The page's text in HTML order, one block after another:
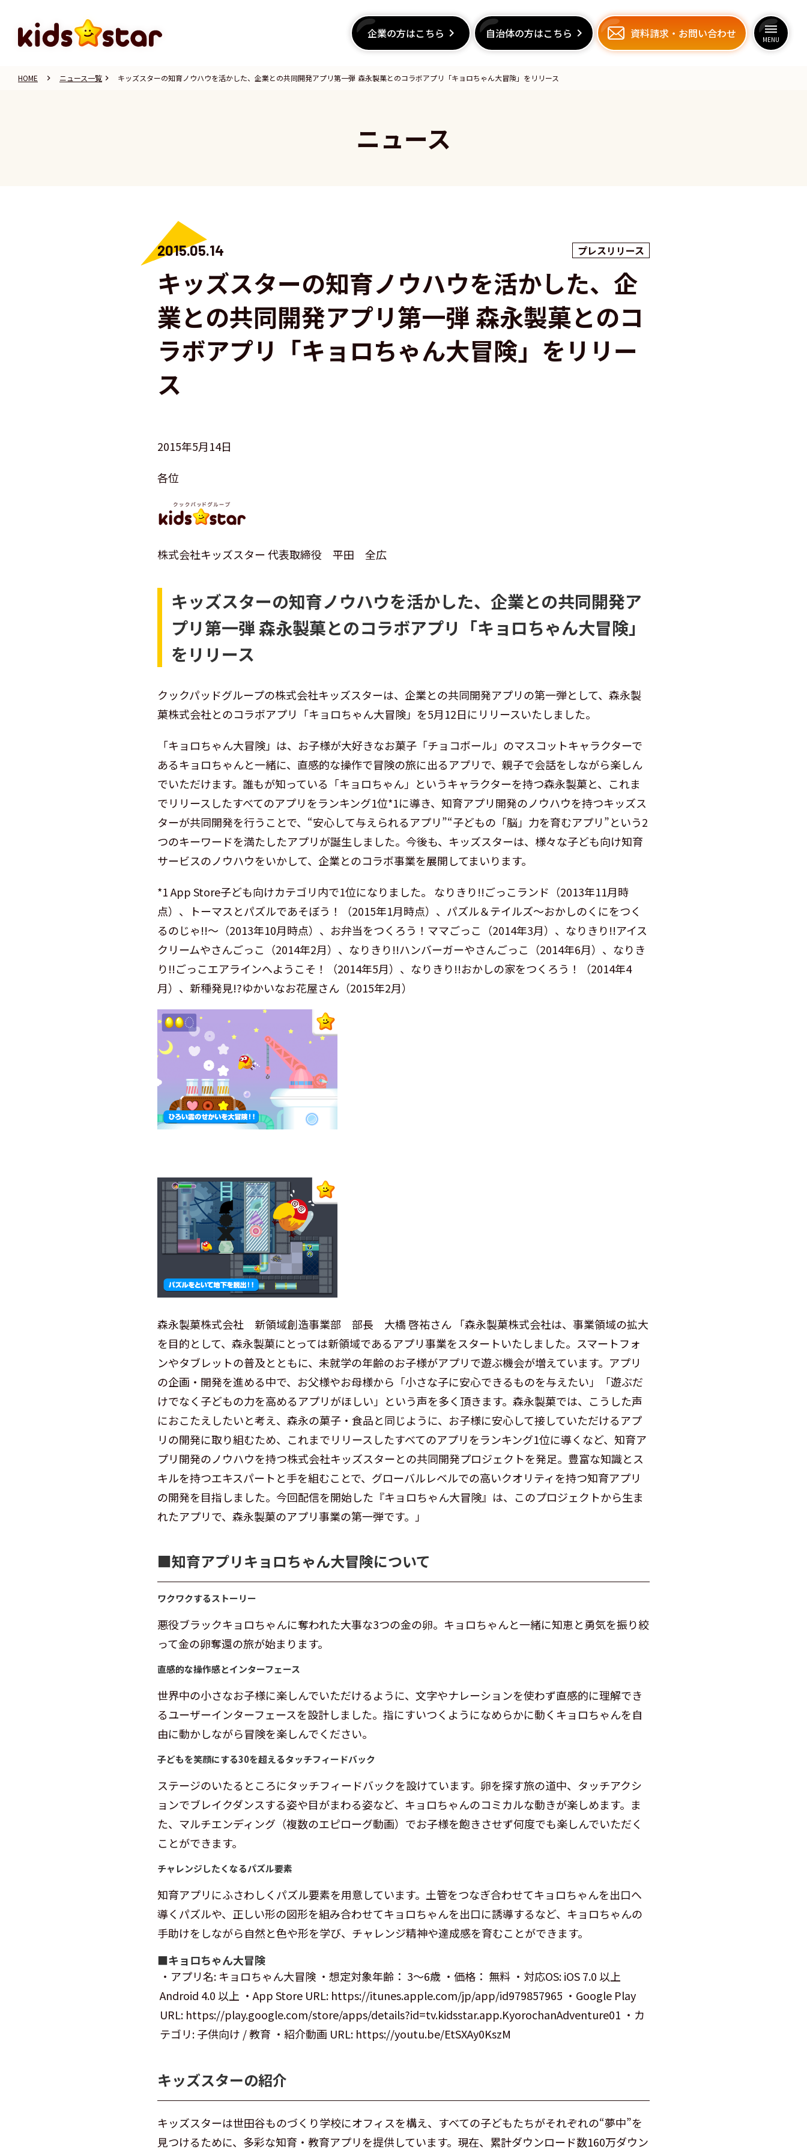
企業の方はこちら keyboard_arrow_right 自治体の方はこちら keyboard_arrow_right
企業の方はこちら keyboard_arrow_right 自治体の方はこちら keyboard_arrow_right 資料請求 ・ お問い合わせ dehaze
MENU
資料請求 ・ お問い合わせ dehaze
MENU
HOME keyboard_arrow_right ニュース一覧 keyboard_arrow_right キッズスターの知育ノウハウを活かした、企業との共同開発アプリ第一弾 森永製菓とのコラボアプリ「キョロちゃん大冒険」をリリース
ニュース
2015.05.14 プレスリリース
キッズスターの知育ノウハウを活かした、企
業との共同開発アプリ第一弾 森永製菓とのコ
ラボアプリ「キョロちゃん大冒険」をリリー
ス
2015年5月14日
各位
株式会社キッズスター 代表取締役 平田 全広
キッズスターの知育ノウハウを活かした、企業との共同開発ア
プリ第一弾 森永製菓とのコラボアプリ「キョロちゃん大冒険」
をリリース
クックパッドグループの株式会社キッズスターは、企業との共同開発アプリの第一弾として、森永製
菓株式会社とのコラボアプリ「キョロちゃん大冒険」を5月12日にリリースいたしました。
「キョロちゃん大冒険」は、お子様が大好きなお菓子「チョコボール」のマスコットキャラクターで
あるキョロちゃんと一緒に、直感的な操作で冒険の旅に出るアプリで、親子で会話をしながら楽しん
でいただけます。誰もが知っている「キョロちゃん」というキャラクターを持つ森永製菓と、これま
でリリースしたすべてのアプリをランキング1位*1に導き、知育アプリ開発のノウハウを持つキッズス
ターが共同開発を行うことで、“安心して与えられるアプリ”“子どもの「脳」力を育むアプリ”という2
つのキーワードを満たしたアプリが誕生しました。今後も、キッズスターは、様々な子ども向け知育
サービスのノウハウをいかして、企業とのコラボ事業を展開してまいります。
*1 App Store子ども向けカテゴリ内で1位になりました。 なりきり!!ごっこランド（2013年11月時
点）、トーマスとパズルであそぼう！（2015年1月時点）、パズル＆テイルズ〜おかしのくにをつく
るのじゃ!!〜（2013年10月時点）、お弁当をつくろう！ママごっこ（2014年3月）、なりきり!!アイス
クリームやさんごっこ（2014年2月）、なりきり!!ハンバーガーやさんごっこ（2014年6月）、なりき
り!!ごっこエアラインへようこそ！（2014年5月）、なりきり!!おかしの家をつくろう！（2014年4
月）、新種発見!?ゆかいなお花屋さん（2015年2月）
森永製菓株式会社 新領域創造事業部 部長 大橋 啓祐さん 「森永製菓株式会社は、事業領域の拡大
を目的として、森永製菓にとっては新領域であるアプリ事業をスタートいたしました。スマートフォ
ンやタブレットの普及とともに、未就学の年齢のお子様がアプリで遊ぶ機会が増えています。アプリ
の企画・開発を進める中で、お父様やお母様から「小さな子に安心できるものを与えたい」「遊ぶだ
けでなく子どもの力を高めるアプリがほしい」という声を多く頂きます。森永製菓では、こうした声
におこたえしたいと考え、森永の菓子・食品と同じように、お子様に安心して接していただけるアプ
リの開発に取り組むため、これまでリリースしたすべてのアプリをランキング1位に導くなど、知育ア
プリ開発のノウハウを持つ株式会社キッズスターとの共同開発プロジェクトを発足。豊富な知識とス
キルを持つエキスパートと手を組むことで、グローバルレベルでの高いクオリティを持つ知育アプリ
の開発を目指しました。今回配信を開始した『キョロちゃん大冒険』は、このプロジェクトから生ま
れたアプリで、森永製菓のアプリ事業の第一弾です。」
■︎知育アプリキョロちゃん大冒険について
ワクワクするストーリー
悪役ブラックキョロちゃんに奪われた大事な3つの金の卵。キョロちゃんと一緒に知恵と勇気を振り絞
って金の卵奪還の旅が始まります。
直感的な操作感とインターフェース
世界中の小さなお子様に楽しんでいただけるように、文字やナレーションを使わず直感的に理解でき
るユーザーインターフェースを設計しました。指にすいつくようになめらかに動くキョロちゃんを自
由に動かしながら冒険を楽しんでください。
子どもを笑顔にする30を超えるタッチフィードバック
ステージのいたるところにタッチフィードバックを設けています。卵を探す旅の道中、タッチアクシ
ョンでブレイクダンスする姿や目がまわる姿など、キョロちゃんのコミカルな動きが楽しめます。ま
た、マルチエンディング（複数のエピローグ動画）でお子様を飽きさせず何度でも楽しんでいただく
ことができます。
チャレンジしたくなるパズル要素
知育アプリにふさわしくパズル要素を用意しています。土管をつなぎ合わせてキョロちゃんを出口へ
導くパズルや、正しい形の図形を組み合わせてキョロちゃんを出口に誘導するなど、キョロちゃんの
手助けをしながら自然と色や形を学び、チャレンジ精神や達成感を育むことができます。
■キョロちゃん大冒険
・アプリ名: キョロちゃん大冒険 ・想定対象年齢： 3～6歳 ・価格： 無料 ・対応OS: iOS 7.0 以上
Android 4.0 以上 ・App Store URL: https://itunes.apple.com/jp/app/id979857965 ・Google Play
URL: https://play.google.com/store/apps/details?id=tv.kidsstar.app.KyorochanAdventure01 ・カ
テゴリ: 子供向け / 教育 ・紹介動画 URL: https://youtu.be/EtSXAy0KszM
キッズスターの紹介
キッズスターは世田谷ものづくり学校にオフィスを構え、すべての子どもたちがそれぞれの“夢中”を
見つけるために、多彩な知育・教育アプリを提供しています。現在、累計ダウンロード数160万ダウン